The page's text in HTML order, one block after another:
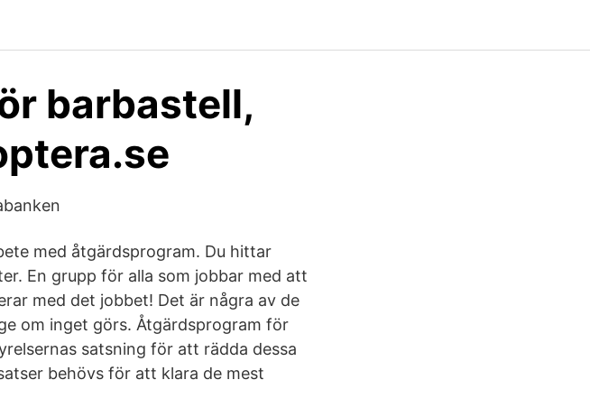
barbastell,
med åtgärdsprogram. Du hittar
En grupp för alla som jobbar med att
med det jobbet! Det är några av de
om inget görs. Åtgärdsprogram för
satsning för att rädda dessa
behövs för att klara de mest